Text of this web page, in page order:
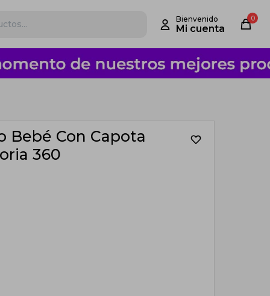
0
Bebé Con Capota
360